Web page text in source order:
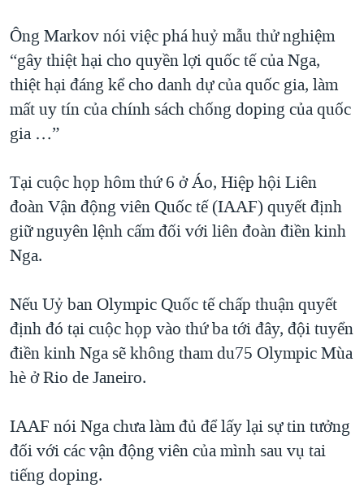
Ông Markov nói việc phá huỷ mẫu thử nghiệm
“gây thiệt hại cho quyền lợi quốc tế của Nga,
thiệt hại đáng kể cho danh dự của quốc gia, làm
mất uy tín của chính sách chống doping của quốc
gia …”
Tại cuộc họp hôm thứ 6 ở Áo, Hiệp hội Liên
đoàn Vận động viên Quốc tế (IAAF) quyết định
giữ nguyên lệnh cấm đối với liên đoàn điền kinh
Nga.
Nếu Uỷ ban Olympic Quốc tế chấp thuận quyết
định đó tại cuộc họp vào thứ ba tới đây, đội tuyển
điền kinh Nga sẽ không tham du75 Olympic Mùa
hè ở Rio de Janeiro.
IAAF nói Nga chưa làm đủ để lấy lại sự tin tưởng
đối với các vận động viên của mình sau vụ tai
tiếng doping.